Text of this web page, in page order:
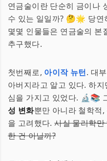
연금술이란 단순히 금이나
수 있는 일일까? 🤔🌟 당연
몇몇 인물들은 연금술의 본
추구했다.
첫번째로, 아이작 뉴턴. 대
아버지라고 알고 있다. 하
심을 가지고 있었다. 🔬📚
성 변화뿐만 아니라 철학적
을 고려했다.사실 물리학
한 건 아닐까?